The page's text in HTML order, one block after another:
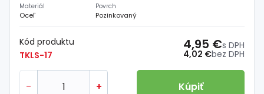
Materiál
Oceľ
Povrch
Pozinkovaný
Kód produktu
TKLS-17
4,02 €bez DPH
4,95 €s DPH
- + Kúpiť